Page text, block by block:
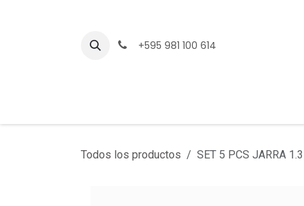
+595 981 100 614
Todos los productos SET 5 PCS JARRA